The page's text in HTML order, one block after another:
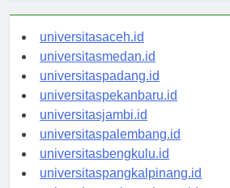
universitasaceh.id
universitasmedan.id
universitaspadang.id
universitaspekanbaru.id
universitasjambi.id
universitaspalembang.id
universitasbengkulu.id